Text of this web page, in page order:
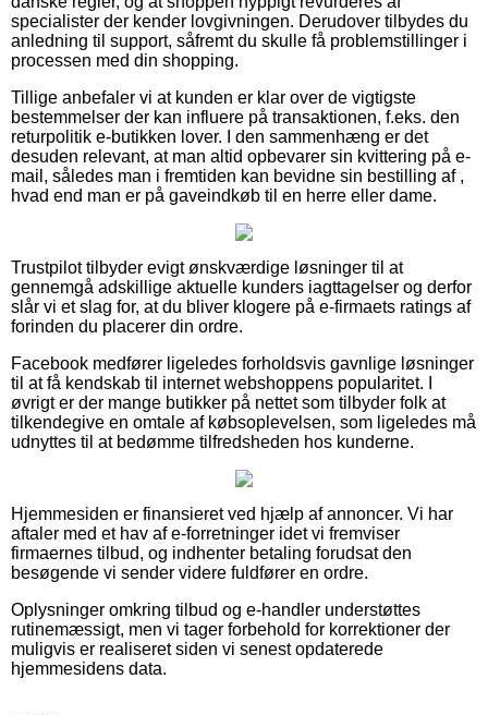
specialister der kender lovgivningen. Derudover tilbydes du
anledning til support, såfremt du skulle få problemstillinger i
processen med din shopping.
Tillige anbefaler vi at kunden er klar over de vigtigste
bestemmelser der kan influere på transaktionen, f.eks. den
returpolitik e-butikken lover. I den sammenhæng er det
desuden relevant, at man altid opbevarer sin kvittering på e-
mail, således man i fremtiden kan bevidne sin bestilling af ,
hvad end man er på gaveindkøb til en herre eller dame.
Trustpilot tilbyder evigt ønskværdige løsninger til at
gennemgå adskillige aktuelle kunders iagttagelser og derfor
slår vi et slag for, at du bliver klogere på e-firmaets ratings af
forinden du placerer din ordre.
Facebook medfører ligeledes forholdsvis gavnlige løsninger
til at få kendskab til internet webshoppens popularitet. I
øvrigt er der mange butikker på nettet som tilbyder folk at
tilkendegive en omtale af købsoplevelsen, som ligeledes må
udnyttes til at bedømme tilfredsheden hos kunderne.
Hjemmesiden er finansieret ved hjælp af annoncer. Vi har
aftaler med et hav af e-forretninger idet vi fremviser
firmaernes tilbud, og indhenter betaling forudsat den
besøgende vi sender videre fuldfører en ordre.
Oplysninger omkring tilbud og e-handler understøttes
rutinemæssigt, men vi tager forbehold for korrektioner der
muligvis er realiseret siden vi senest opdaterede
hjemmesidens data.